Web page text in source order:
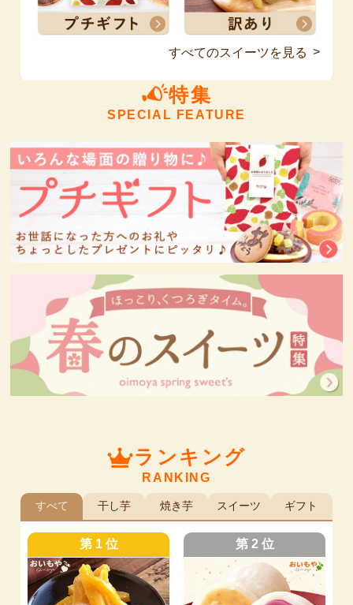
すべてのスイーツを見る
特集
SPECIAL FEATURE
ランキング
RANKING
すべて
第 1 位 第 2 位
干し芋 焼き芋 スイーツ ギフト